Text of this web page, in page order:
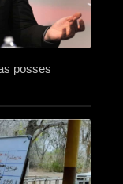
posses